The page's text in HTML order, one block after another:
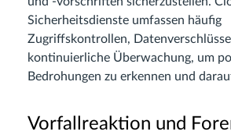
Sicherheitsdienste umfassen häufig
Zugriffskontrollen,
kontinuierliche Überwachung, um
Bedrohungen zu erkennen und
Vorfallreaktion und